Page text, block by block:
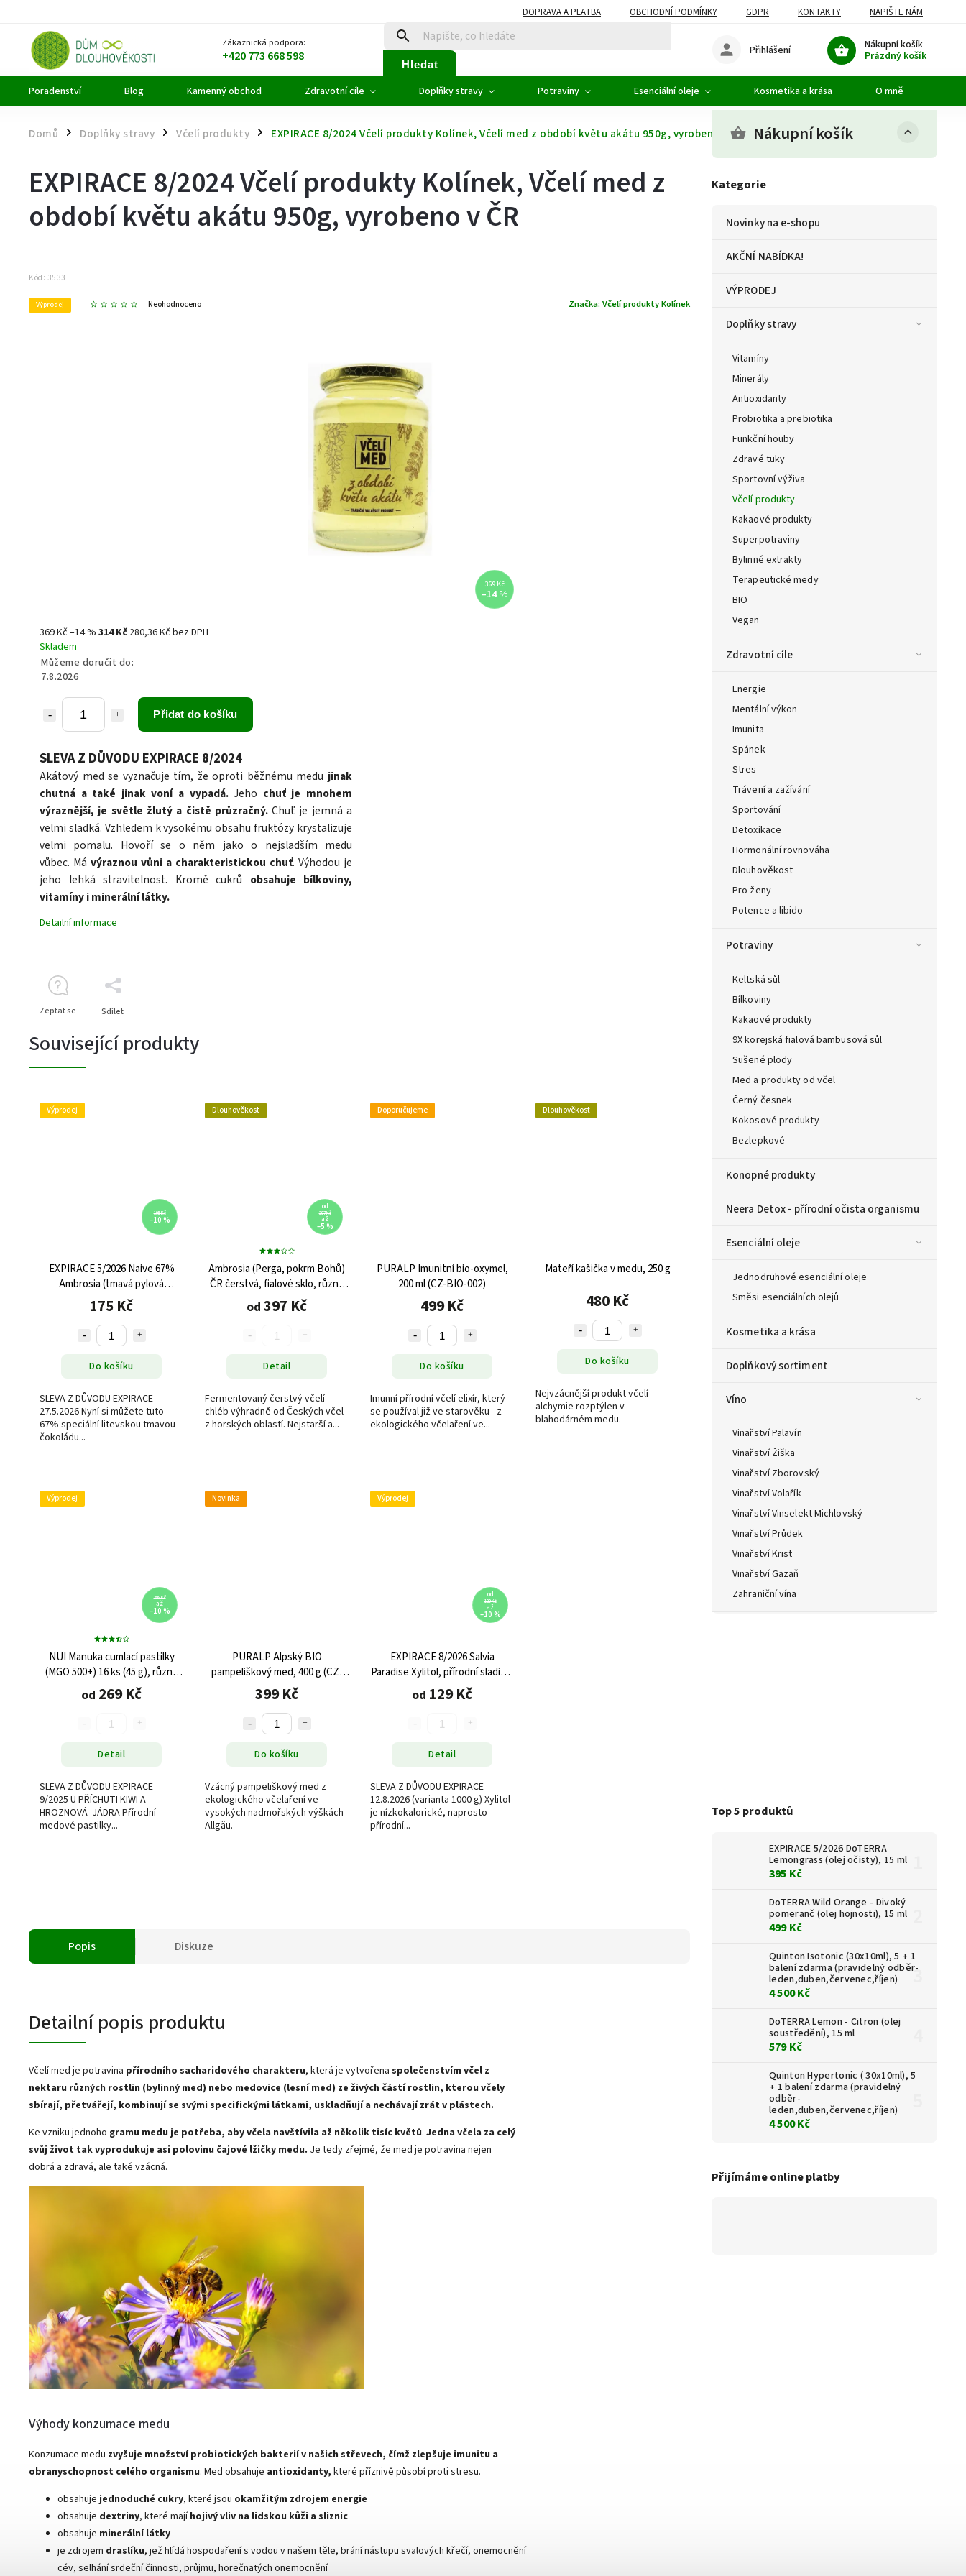
DOPRAVA A PLATBA OBCHODNÍ PODMÍNKY GDPR KONTAKTY NAPIŠTE NÁM
Zákaznická podpora:
+420 773 668 598 Hledat
Nákupní košík
Prázdný košík
Přihlášení
Poradenství Blog Kamenný obchod Zdravotní cíle Doplňky stravy Potraviny Esenciální oleje Kosmetika a krása O mně
Domů / Doplňky stravy / Včelí produkty / EXPIRACE 8/2024 Včelí produkty Kolínek, Včelí med z období květu akátu 950g, vyrobeno v ČR Nákupní košík
Kategorie
Novinky na e-shopu
AKČNÍ NABÍDKA!
VÝPRODEJ
Doplňky stravy
Vitamíny
Minerály
Antioxidanty
Probiotika a prebiotika
Funkční houby
Zdravé tuky
Sportovní výživa
Včelí produkty
Kakaové produkty
Superpotraviny
Bylinné extrakty
Terapeutické medy
BIO
Vegan
Zdravotní cíle
Energie
Mentální výkon
Imunita
Spánek
Stres
Trávení a zažívání
Sportování
Detoxikace
Hormonální rovnováha
Dlouhověkost
Pro ženy
Potence a libido
Potraviny
Keltská sůl
Bílkoviny
Kakaové produkty
9X korejská fialová bambusová sůl
Sušené plody
Med a produkty od včel
Černý česnek
Kokosové produkty
Bezlepkové
Konopné produkty
Neera Detox - přírodní očista organismu
Esenciální oleje
Jednodruhové esenciální oleje
Směsi esenciálních olejů
Kosmetika a krása
Doplňkový sortiment
Víno
Vinařství Palavín
Vinařství Žiška
Vinařství Zborovský
Vinařství Volařík
Vinařství Vinselekt Michlovský
Vinařství Průdek
Vinařství Krist
Vinařství Gazaň
Zahraniční vína
Top 5 produktů
EXPIRACE 5/2026 DoTERRA
Lemongrass (olej očisty), 15 ml
395 Kč
DoTERRA Wild Orange - Divoký
pomeranč (olej hojnosti), 15 ml
499 Kč
Quinton Isotonic (30x10ml), 5 + 1
balení zdarma (pravidelný odběr-
leden,duben,červenec,říjen)
4 500 Kč
DoTERRA Lemon - Citron (olej
soustředění), 15 ml
579 Kč
Quinton Hypertonic ( 30x10ml), 5
+ 1 balení zdarma (pravidelný
odběr-
leden,duben,červenec,říjen)
4 500 Kč
Přijímáme online platby
EXPIRACE 8/2024 Včelí produkty Kolínek, Včelí med z
období květu akátu 950g, vyrobeno v ČR
Kód: 3533
Výprodej Neohodnoceno Značka: Včelí produkty Kolínek
369 Kč
–14 %
369 Kč–14 % 314 Kč 280,36 Kč bez DPH
Skladem
Můžeme doručit do:
7.8.2026
Přidat do košíku
SLEVA Z DŮVODU EXPIRACE 8/2024
Akátový med se vyznačuje tím, že oproti běžnému medu jinak
chutná a také jinak voní a vypadá.Jeho chuť je mnohem
výraznější, je světle žlutý a čistě průzračný.Chuť je jemná a
velmi sladká. Vzhledem k vysokému obsahu fruktózy krystalizuje
velmi pomalu. Hovoří se o něm jako o nejsladším medu
vůbec. Má výraznou vůni a charakteristickou chuť. Výhodou je
jeho lehká stravitelnost. Kromě cukrů obsahuje bílkoviny,
vitamíny i minerální látky.
Detailní informace
Zeptat se Sdílet
Související produkty
Výprodej
195 Kč
–10 %
EXPIRACE 5/2026 Naive 67%
Ambrosia (tmavá pylová
čokoláda s medem), 57g
175 Kč
Do košíku
SLEVA Z DŮVODU EXPIRACE
27.5.2026 Nyní si můžete tuto
67% speciální litevskou tmavou
čokoládu...
Dlouhověkost
od
397 Kč
až
–5 %
Ambrosia (Perga, pokrm Bohů)
ČR čerstvá, fialové sklo, různé
varianty
od 397 Kč
Detail
Fermentovaný čerstvý včelí
chléb výhradně od Českých včel
z horských oblastí. Nejstarší a...
Doporučujeme
PURALP Imunitní bio-oxymel,
200 ml (CZ-BIO-002)
499 Kč
Do košíku
Imunní přírodní včelí elixír, který
se používal již ve starověku - z
ekologického včelaření ve...
Dlouhověkost
Mateří kašička v medu, 250 g
480 Kč
Do košíku
Nejvzácnější produkt včelí
alchymie rozptýlen v
blahodárném medu.
Výprodej
299 Kč
až
–10 %
NUI Manuka cumlací pastilky
(MGO 500+) 16 ks (45 g), různé
příchutě
od 269 Kč
Detail
SLEVA Z DŮVODU EXPIRACE
9/2025 U PŘÍCHUTI KIWI A
HROZNOVÁ JÁDRA Přírodní
medové pastilky...
Novinka
PURALP Alpský BIO
pampeliškový med, 400 g (CZ-
BIO-002)
399 Kč
Do košíku
Vzácný pampeliškový med z
ekologického včelaření ve
vysokých nadmořských výškách
Allgäu.
Výprodej
od
129 Kč
až
–10 %
EXPIRACE 8/2026 Salvia
Paradise Xylitol, přírodní sladidlo
(březový cukr), různé velikosti
od 129 Kč
Detail
SLEVA Z DŮVODU EXPIRACE
12.8.2026 (varianta 1000 g) Xylitol
je nízkokalorické, naprosto
přírodní...
Popis Diskuze
Detailní popis produktu
Včelí med je potravina přírodního sacharidového charakteru, která je vytvořena společenstvím včel z
nektaru různých rostlin (bylinný med) nebo medovice (lesní med) ze živých částí rostlin, kterou včely
sbírají, přetvářejí, kombinují se svými specifickými látkami, uskladňují a nechávají zrát v plástech.
Ke vzniku jednoho gramu medu je potřeba, aby včela navštívila až několik tisíc květů. Jedna včela za celý
svůj život tak vyprodukuje asi polovinu čajové lžičky medu. Je tedy zřejmé, že med je potravina nejen
dobrá a zdravá, ale také vzácná.
Výhody konzumace medu
Konzumace medu zvyšuje množství probiotických bakterií v našich střevech, čímž zlepšuje imunitu a
obranyschopnost celého organismu. Med obsahuje antioxidanty, které příznivě působí proti stresu.
obsahujejednoduché cukry, které jsou okamžitým zdrojem energie
obsahuje dextriny, které mají hojivý vliv na lidskou kůži a sliznic
obsahuje minerální látky
je zdrojem draslíku, jež hlídá hospodaření s vodou v našem těle, brání nástupu svalových křečí, onemocnění
cév, selhání srdeční činnosti, průjmu, horečnatých onemocnění